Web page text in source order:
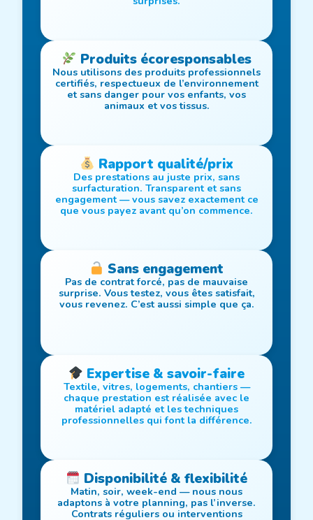
Produits écoresponsables
Nous utilisons des produits professionnels
certifiés, respectueux de l’environnement
et sans danger pour vos enfants, vos
animaux et vos tissus.
Rapport qualité/prix
Des prestations au juste prix, sans
surfacturation. Transparent et sans
engagement — vous savez exactement ce
que vous payez avant qu’on commence.
Sans engagement
Pas de contrat forcé, pas de mauvaise
surprise. Vous testez, vous êtes satisfait,
vous revenez. C’est aussi simple que ça.
Expertise & savoir-faire
Textile, vitres, logements, chantiers —
chaque prestation est réalisée avec le
matériel adapté et les techniques
professionnelles qui font la différence.
Disponibilité & flexibilité
Matin, soir, week-end — nous nous
adaptons à votre planning, pas l’inverse.
Contrats réguliers ou interventions